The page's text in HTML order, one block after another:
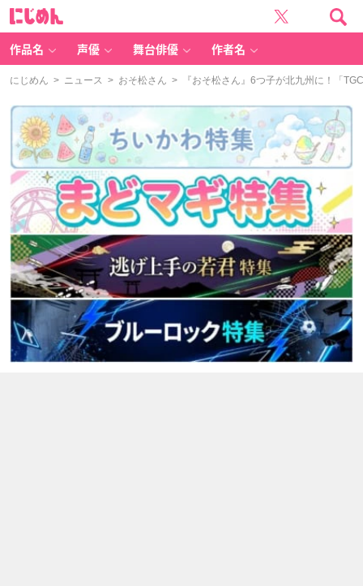
作品名 声優 舞台俳優 作者名
にじめん > ニュース > おそ松さん > 『おそ松さん』6つ子が北九州に！「